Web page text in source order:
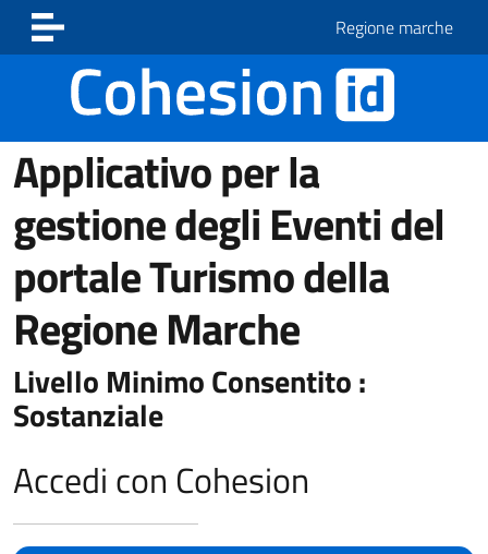
Vai ai contenuti
Vai al footer
Regione marche
Applicativo per la
gestione degli Eventi del
portale Turismo della
Regione Marche
Livello Minimo Consentito :
Sostanziale
Accedi con Cohesion